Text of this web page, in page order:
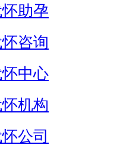
助孕
咨询
中心
机构
公司